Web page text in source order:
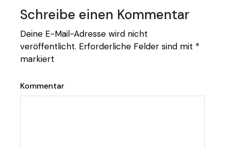
Schreibe einen Kommentar
Deine E-Mail-Adresse wird nicht
veröffentlicht. Erforderliche Felder sind mit *
markiert
Kommentar